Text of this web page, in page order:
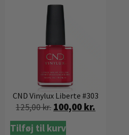
CND Vinylux Liberte #303
125,00kr. 100,00 kr.
Tilføj til kurv